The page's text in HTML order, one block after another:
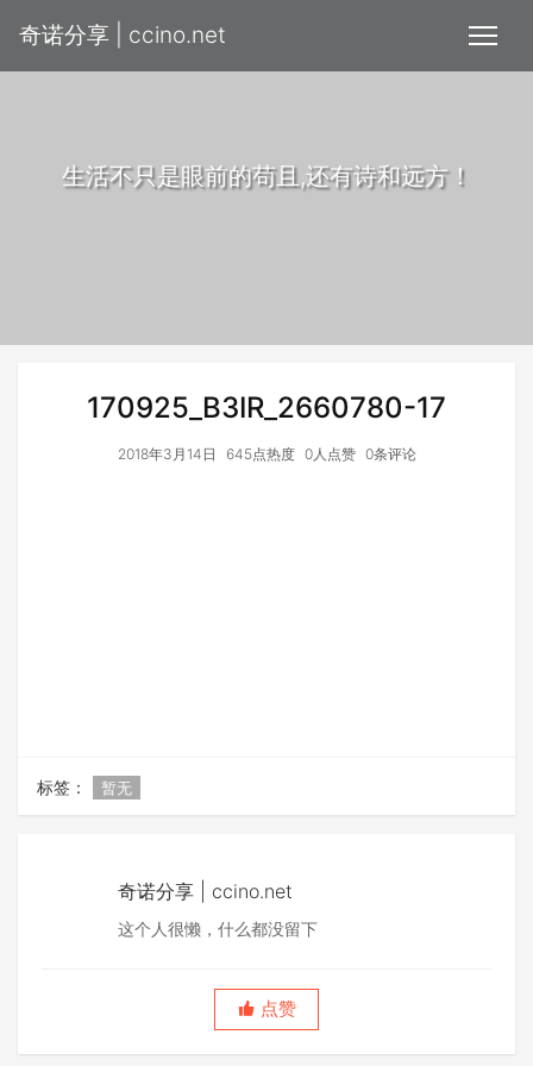
奇诺分享 | ccino.net
生活不只是眼前的苟且,还有诗和远方！
170925_B3IR_2660780-17
2018年3月14日 645点热度 0人点赞 0条评论
标签： 暂无
奇诺分享 | ccino.net
这个人很懒，什么都没留下
点赞